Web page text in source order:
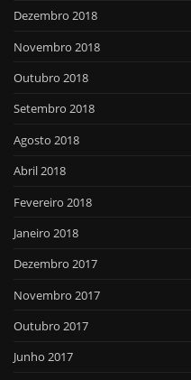
Dezembro 2018
Novembro 2018
Outubro 2018
Setembro 2018
Agosto 2018
Abril 2018
Fevereiro 2018
Janeiro 2018
Dezembro 2017
Novembro 2017
Outubro 2017
Junho 2017